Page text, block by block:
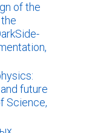
of the
future
Science,